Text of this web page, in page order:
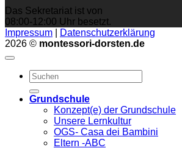
Das Sekretariat ist von
08:00-12:00 Uhr besetzt.
Impressum
Datenschutzerklärung
2026 © montessori-dorsten.de
Grundschule
Konzept(e) der Grundschule
Unsere Lernkultur
OGS- Casa dei Bambini
Eltern -ABC